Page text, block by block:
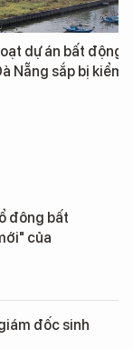
dự án bất động
Nẵng sắp bị kiểm
đông bất
của
đốc sinh